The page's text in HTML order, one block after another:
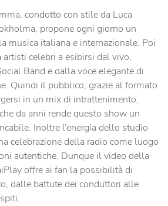
condotto con stile da Luca
propone ogni giorno un
musica italiana e internazionale. Poi
celebri a esibirsi dal vivo,
Band e dalla voce elegante di
Quindi il pubblico, grazie al formato
in un mix di intrattenimento,
da anni rende questo show un
Inoltre l’energia dello studio
celebrazione della radio come luogo
autentiche. Dunque il video della
offre ai fan la possibilità di
dalle battute dei conduttori alle